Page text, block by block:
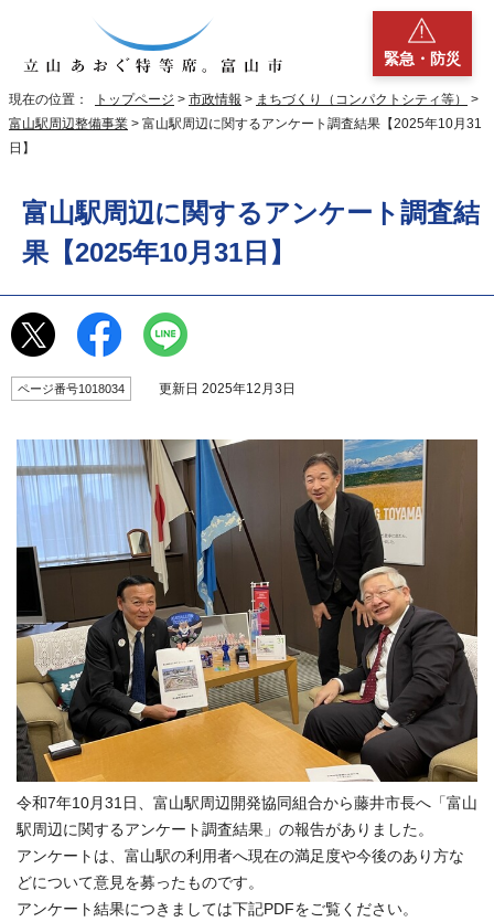
緊急・防災
現在の位置： トップページ > 市政情報 > まちづくり（コンパクトシティ等）
>
富山駅周辺整備事業 > 富山駅周辺に関するアンケート調査結果【2025年10月31
日】
富山駅周辺に関するアンケート調査結
果【2025年10月31日】
ページ番号1018034 更新日 2025年12月3日
令和7年10月31日、富山駅周辺開発協同組合から藤井市長へ「富山
駅周辺に関するアンケート調査結果」の報告がありました。
アンケートは、富山駅の利用者へ現在の満足度や今後のあり方な
どについて意見を募ったものです。
アンケート結果につきましては下記PDFをご覧ください。